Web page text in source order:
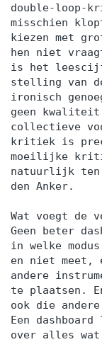
double-loop-
misschien
kiezen met
hen niet
is het
stelling van
ironisch
geen kwaliteit
collectieve
kritiek is
moeilijke
natuurlijk ten
den Anker.
Wat voegt de
Geen beter
in welke
en niet meet,
andere
te plaatsen.
ook die
Een
over alles